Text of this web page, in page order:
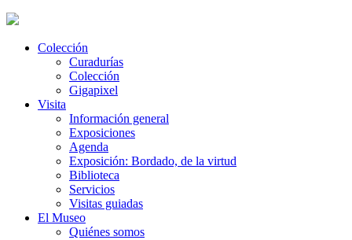
Colección
Curadurías
Colección
Gigapixel
Visita
Información general
Exposiciones
Agenda
Exposición: Bordado, de la virtud
Biblioteca
Servicios
Visitas guiadas
El Museo
Quiénes somos